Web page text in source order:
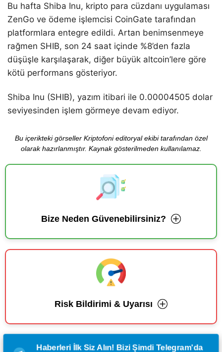
Bu hafta Shiba Inu, kripto para cüzdanı uygulaması
ZenGo ve ödeme işlemcisi CoinGate tarafından
platformlara entegre edildi. Artan benimsenmeye
rağmen SHIB, son 24 saat içinde %8’den fazla
düşüşle karşılaşarak, diğer büyük altcoin’lere göre
kötü performans gösteriyor.
Shiba Inu (SHIB), yazım itibari ile 0.00004505 dolar
seviyesinden işlem görmeye devam ediyor.
Bu içerikteki görseller Kriptofoni editoryal ekibi tarafından özel
olarak hazırlanmıştır. Kaynak gösterilmeden kullanılamaz.
Bize Neden Güvenebilirsiniz?
Risk Bildirimi & Uyarısı
Haberleri İlk Siz Alın! Bizi Şimdi Telegram'da